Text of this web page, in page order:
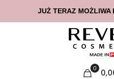
0
JUŻ TERAZ MOŻLIWA